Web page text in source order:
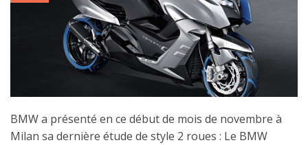
BMW a présenté en ce début de mois de novembre à
Milan sa dernière étude de style 2 roues : Le BMW